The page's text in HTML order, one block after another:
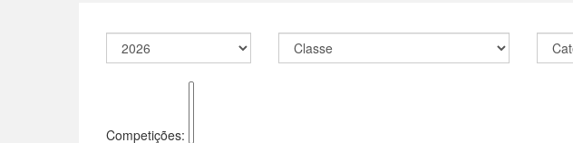
Competições: